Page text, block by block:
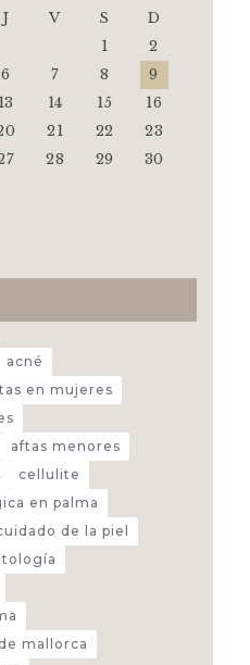
J V S
D
1
2
6 7 8
9
13 14 15
16
21 22
23
28 29
30
acné
en mujeres
aftas menores
cellulite
en palma
de la piel
mallorca